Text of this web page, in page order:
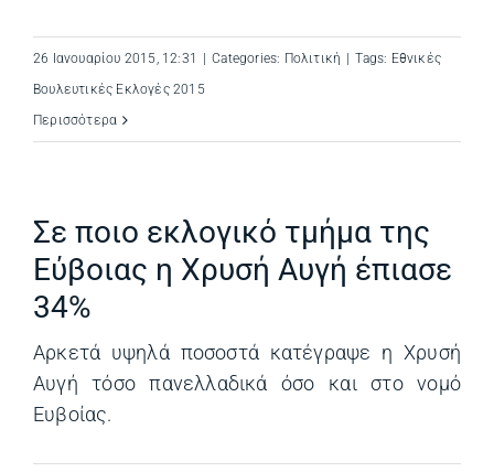
26 Ιανουαρίου 2015, 12:31 Categories: Πολιτική Tags: Εθνικές
Βουλευτικές Εκλογές 2015
Περισσότερα
Σε ποιο εκλογικό τμήμα της
Εύβοιας η Χρυσή Αυγή έπιασε
34%
Αρκετά υψηλά ποσοστά κατέγραψε η Χρυσή
Αυγή τόσο πανελλαδικά όσο και στο νομό
Ευβοίας.